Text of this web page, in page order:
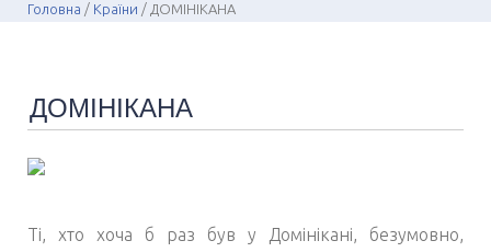
Головна Країни ДОМІНІКАНА
ДОМІНІКАНА
Ті, хто хоча б раз був у Домінікані, безумовно,